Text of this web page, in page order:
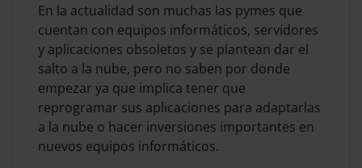
En la actualidad son muchas las pymes que
cuentan con equipos informáticos, servidores
y aplicaciones obsoletos y se plantean dar el
salto a la nube, pero no saben por donde
empezar ya que implica tener que
reprogramar sus aplicaciones para adaptarlas
a la nube o hacer inversiones importantes en
nuevos equipos informáticos.